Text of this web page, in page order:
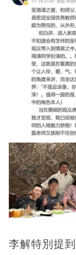
李解特別提